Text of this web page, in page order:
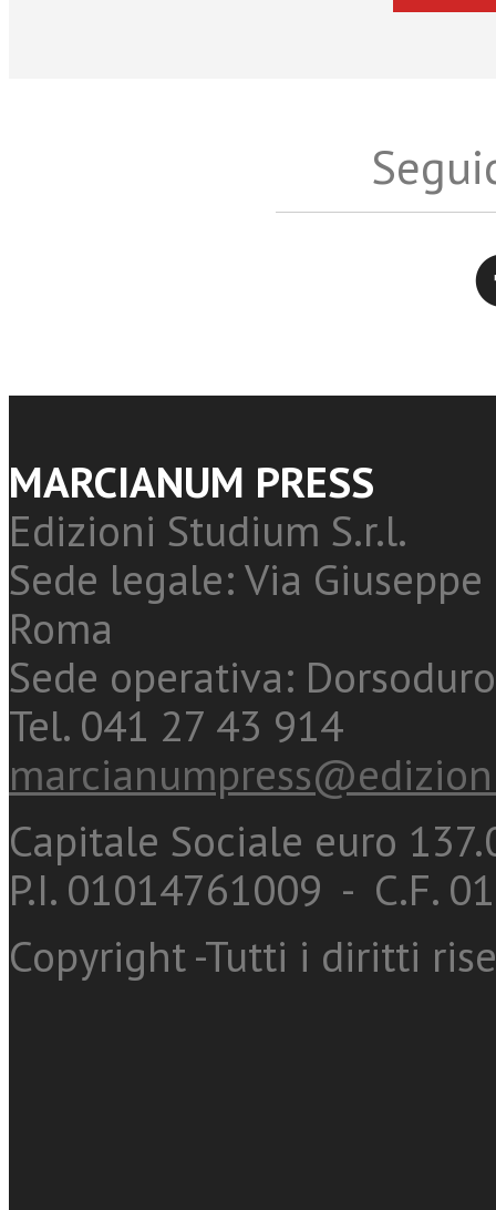
MARCIANUM PRESS
Edizioni Studium S.r.l.
Sede legale: Via
Roma
Sede operativa:
Tel. 041 27 43 914
Capitale Sociale euro
P.I. 01014761009 - C.F.
Copyright -Tutti i diritti